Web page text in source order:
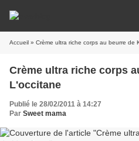
Accueil » Crème ultra riche corps au beurre de
Crème ultra riche corps
L'occitane
Publié le 28/02/2011 à 14:27
Par Sweet mama